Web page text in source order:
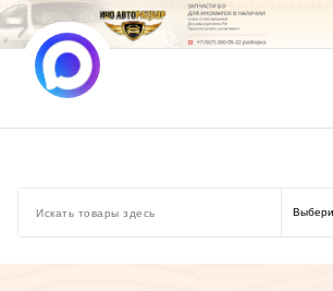
Перейти
к
содержимому